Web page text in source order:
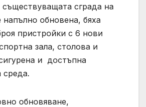
сграда на
обновена, бяха
пристройки с 6 нови
зала, столова и
и достъпна
среда.
обновяване,